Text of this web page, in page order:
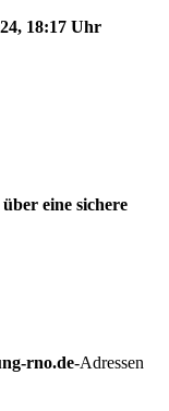
18:17 Uhr
eine sichere
rno.de-Adressen